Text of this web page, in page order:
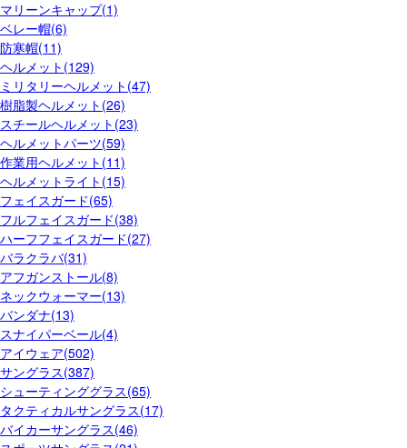
マリーンキャップ(1)
ベレー帽(6)
防寒帽(11)
ヘルメット(129)
ミリタリーヘルメット(47)
樹脂製ヘルメット(26)
スチールヘルメット(23)
ヘルメットパーツ(59)
作業用ヘルメット(11)
ヘルメットライト(15)
フェイスガード(65)
フルフェイスガード(38)
ハーフフェイスガード(27)
バラクラバ(31)
アフガンストール(8)
ネックウォーマー(13)
バンダナ(13)
スナイパーベール(4)
アイウェア(502)
サングラス(387)
シューティンググラス(65)
タクティカルサングラス(17)
バイカーサングラス(46)